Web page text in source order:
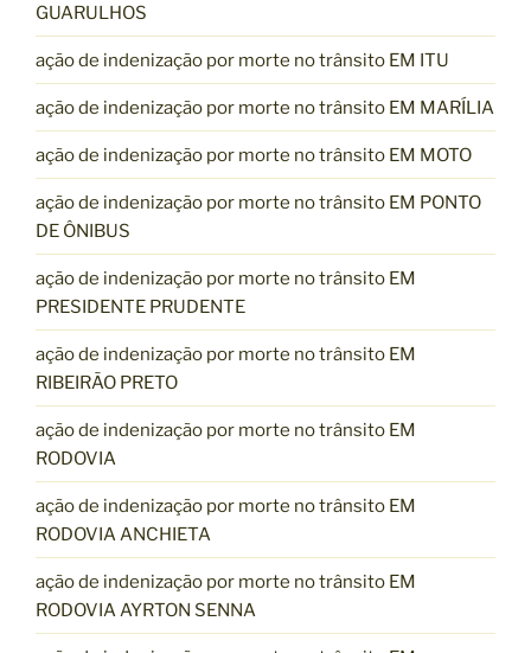
GUARULHOS
ação de indenização por morte no trânsito EM ITU
ação de indenização por morte no trânsito EM MARÍLIA
ação de indenização por morte no trânsito EM MOTO
ação de indenização por morte no trânsito EM PONTO
DE ÔNIBUS
ação de indenização por morte no trânsito EM
PRESIDENTE PRUDENTE
ação de indenização por morte no trânsito EM
RIBEIRÃO PRETO
ação de indenização por morte no trânsito EM
RODOVIA
ação de indenização por morte no trânsito EM
RODOVIA ANCHIETA
ação de indenização por morte no trânsito EM
RODOVIA AYRTON SENNA